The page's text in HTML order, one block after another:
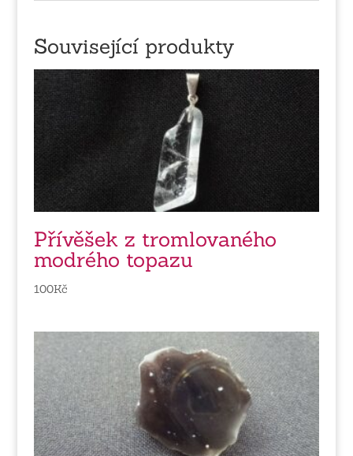
Související produkty
Přívěšek z tromlovaného
modrého topazu
100Kč